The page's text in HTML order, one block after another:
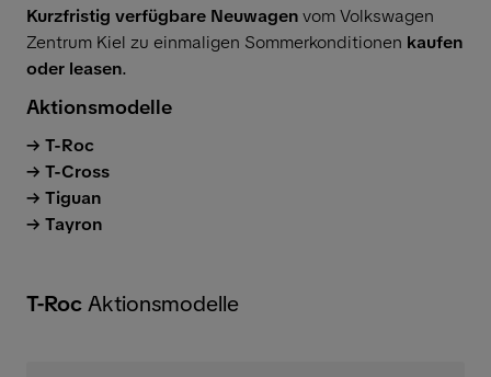
Kurzfristig verfügbare Neuwagenvom Volkswagen
Zentrum Kiel zu einmaligen Sommerkonditionen kaufen
oder leasen.
Aktionsmodelle
T-Roc
T-Cross
Tiguan
Tayron
T-RocAktionsmodelle